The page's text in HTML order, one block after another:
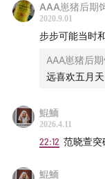
AAA崽猪后期
2020.9.01
步步可能当时
AAA崽猪后
远喜欢五月天
鯤鮞
2026.4.11
22:12 范晓萱突
鯤鮞